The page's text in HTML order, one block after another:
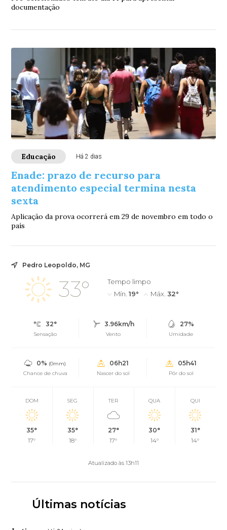
documentação
Educação Há 2 dias
Enade: prazo de recurso para
atendimento especial termina nesta
sexta
Aplicação da prova ocorrerá em 29 de novembro em todo o
país
Pedro Leopoldo, MG
33°
Tempo limpo
Mín. 19° Máx. 32°
32°
Sensação
3.96km/h
Vento
27%
Umidade
0% (0mm)
Chance de chuva
06h21
Nascer do sol
05h41
Pôr do sol
DOM
35°
17°
SEG
35°
18°
TER
27°
17°
QUA
30°
14°
QUI
31°
14°
Atualizado às 13h11
Últimas notícias